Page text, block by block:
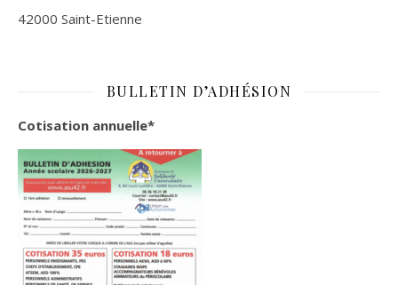
42000 Saint-Etienne
BULLETIN D’ADHÉSION
Cotisation annuelle*